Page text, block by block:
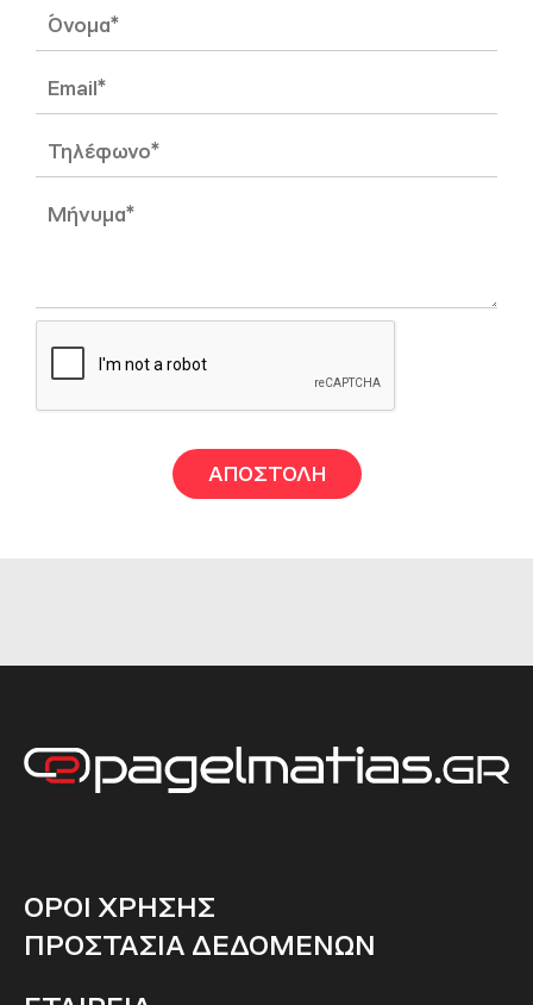
ΟΡΟΙ ΧΡΗΣΗΣ
ΠΡΟΣΤΑΣΙΑ ΔΕΔΟΜΕΝΩΝ